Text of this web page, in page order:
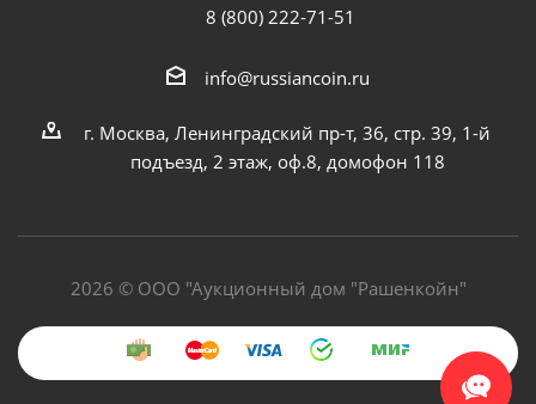
8 (800) 222-71-51
info@russiancoin.ru
г. Москва, Ленинградский пр-т, 36, стр. 39, 1-й
подъезд, 2 этаж, оф.8, домофон 118
2026 © ООО "Аукционный дом "Рашенкойн"